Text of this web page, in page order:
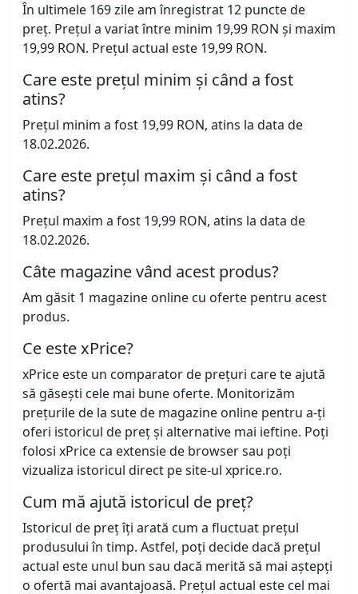
În ultimele 169 zile am înregistrat 12 puncte de
preț. Prețul a variat între minim 19,99 RON și maxim
19,99 RON. Prețul actual este 19,99 RON.
Care este prețul minim și când a fost
atins?
Prețul minim a fost 19,99 RON, atins la data de
18.02.2026.
Care este prețul maxim și când a fost
atins?
Prețul maxim a fost 19,99 RON, atins la data de
18.02.2026.
Câte magazine vând acest produs?
Am găsit 1 magazine online cu oferte pentru acest
produs.
Ce este xPrice?
xPrice este un comparator de prețuri care te ajută
să găsești cele mai bune oferte. Monitorizăm
prețurile de la sute de magazine online pentru a-ți
oferi istoricul de preț și alternative mai ieftine. Poți
folosi xPrice ca extensie de browser sau poți
vizualiza istoricul direct pe site-ul xprice.ro.
Cum mă ajută istoricul de preț?
Istoricul de preț îți arată cum a fluctuat prețul
produsului în timp. Astfel, poți decide dacă prețul
actual este unul bun sau dacă merită să mai aștepți
o ofertă mai avantajoasă. Prețul actual este cel mai